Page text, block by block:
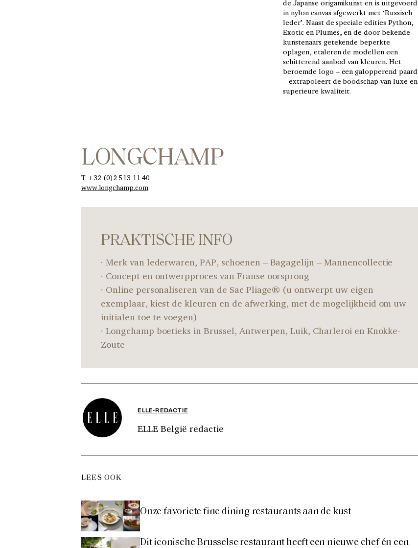
de Japanse origamikunst en is uitgevoerd
in nylon canvas afgewerkt met ‘Russisch
leder’. Naast de speciale edities Python,
Exotic en Plumes, en de door bekende
kunstenaars getekende beperkte
oplagen, etaleren de modellen een
schitterend aanbod van kleuren. Het
beroemde logo – een galopperend paard
– extrapoleert de boodschap van luxe en
superieure kwaliteit.
LONGCHAMP
T +32 (0)2 513 11 40
www.longchamp.com
PRAKTISCHE INFO
· Merk van lederwaren, PAP, schoenen – Bagagelijn – Mannencollectie
· Concept en ontwerpproces van Franse oorsprong
· Online personaliseren van de Sac Pliage® (u ontwerpt uw eigen
exemplaar, kiest de kleuren en de afwerking, met de mogelijkheid om uw
initialen toe te voegen)
· Longchamp boetieks in Brussel, Antwerpen, Luik, Charleroi en Knokke-
Zoute
ELLE-REDACTIE
ELLE België redactie
LEES OOK
Onze favoriete fine dining restaurants aan de kust
Dit iconische Brusselse restaurant heeft een nieuwe chef én een